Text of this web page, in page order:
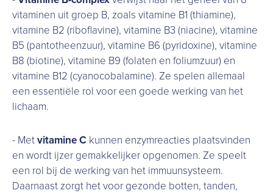
vitaminen uit groep B, zoals vitamine B1 (thiamine),
vitamine B2 (riboflavine), vitamine B3 (niacine), vitamine
B5 (pantotheenzuur), vitamine B6 (pyridoxine), vitamine
B8 (biotine), vitamine B9 (folaten en foliumzuur) en
vitamine B12 (cyanocobalamine). Ze spelen allemaal
een essentiële rol voor een goede werking van het
lichaam.
- Metvitamine C kunnen enzymreacties plaatsvinden
en wordt ijzer gemakkelijker opgenomen. Ze speelt
een rol bij de werking van het immuunsysteem.
Daarnaast zorgt het voor gezonde botten, tanden,